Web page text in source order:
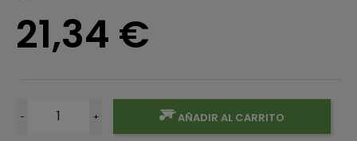
21,34 €
- + AÑADIR AL CARRITO